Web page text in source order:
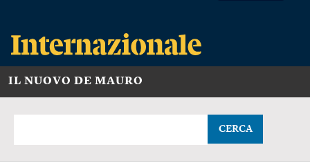
IL NUOVO DE MAURO
CERCA